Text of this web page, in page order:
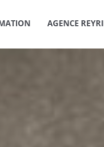
AGENCE